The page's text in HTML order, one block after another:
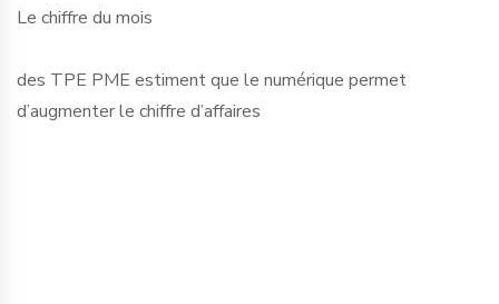
Le chiffre du mois
des TPE PME estiment que le numérique permet
d’augmenter le chiffre d’affaires